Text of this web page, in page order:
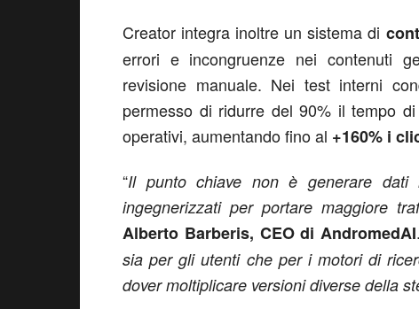
Creator integra inoltre un sistema di
errori e incongruenze nei contenuti
revisione manuale. Nei test interni
permesso di ridurre del 90% il tempo
operativi, aumentando fino al +160% i
“Il punto chiave non è generare
ingegnerizzati per portare maggiore
Alberto Barberis, CEO di AndromedAI.
sia per gli utenti che per i motori di
dover moltiplicare versioni diverse della